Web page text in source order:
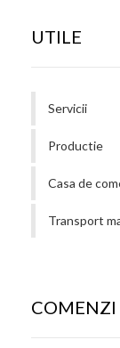
UTILE
Servicii
Productie
Casa de
Transport
COMENZI